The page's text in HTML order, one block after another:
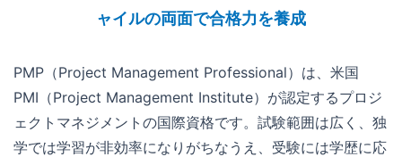
ャイルの両面で合格力を養成
PMP（Project Management Professional）は、米国
PMI（Project Management Institute）が認定するプロジ
ェクトマネジメントの国際資格です。試験範囲は広く、独
学では学習が非効率になりがちなうえ、受験には学歴に応